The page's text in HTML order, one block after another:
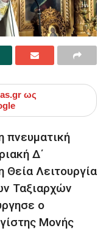
ως
πνευματική
Δ΄
Θεία Λειτουργία
Ταξιαρχών
ο
Μονής